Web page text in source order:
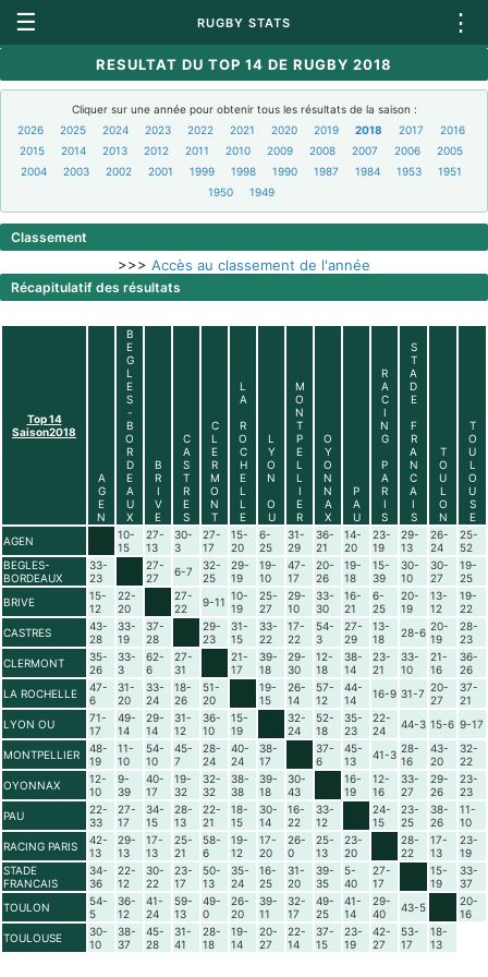
☰ RUGBY STATS ⋮
RESULTAT DU TOP 14 DE RUGBY 2018
Cliquer sur une année pour obtenir tous les résultats de la saison :
2026
2025 2024 2023 2022 2021 2020 2019 2018 2017
2016
2015
2014 2013 2012 2011 2010 2009 2008 2007 2006
2005
2004
2003 2002 2001 1999 1998 1990 1987 1984 1953
1951
1950
1949
Classement
>>> Accès au classement de l'année
Récapitulatif des résultats
Top 14
Saison2018
A
G
E
N
B
E
G
L
E
S
-
B
O
R
D
E
A
U
X
B
R
I
V
E
C
A
S
T
R
E
S
C
L
E
R
M
O
N
T
L
A
R
O
C
H
E
L
L
E
L
Y
O
N
O
U
M
O
N
T
P
E
L
L
I
E
R
O
Y
O
N
N
A
X
P
A
U
R
A
C
I
N
G
P
A
R
I
S
S
T
A
D
E
F
R
A
N
C
A
I
S
T
O
U
L
O
N
T
O
U
L
O
U
S
E
AGEN
10-
15
27-
13
30-
3
27-
17
15-
20
6-
25
31-
29
36-
21
14-
20
23-
19
29-
13
26-
24
25-
52
BEGLES-
BORDEAUX
33-
23
27-
27
6-7
32-
25
29-
19
19-
10
47-
17
20-
26
19-
18
15-
39
30-
10
30-
27
19-
25
BRIVE
15-
12
22-
20
27-
22
9-11 10-
19
25-
27
29-
10
33-
30
16-
21
6-
25
20-
19
13-
12
19-
22
CASTRES
43-
28
33-
19
37-
28
29-
23
31-
15
33-
22
17-
22
54-
3
27-
29
13-
18
28-6 20-
19
28-
23
CLERMONT
35-
26
33-
3
62-
6
27-
31
21-
17
39-
18
29-
30
12-
18
38-
14
23-
21
33-
10
21-
16
36-
26
LA ROCHELLE
47-
6
31-
20
33-
24
18-
26
51-
20
19-
15
26-
14
57-
12
44-
14
16-9 31-7 20-
27
37-
21
LYON OU
71-
17
49-
14
29-
14
31-
12
36-
10
15-
19
32-
24
52-
18
35-
23
22-
24
44-3 15-6 9-17
MONTPELLIER
48-
19
11-
10
54-
10
45-
7
28-
24
40-
24
38-
17
37-
6
45-
13
41-3 28-
16
43-
20
32-
22
OYONNAX
12-
10
9-
39
40-
17
19-
32
32-
32
38-
38
39-
18
30-
43
16-
19
12-
16
33-
27
29-
26
23-
23
PAU
22-
33
27-
17
34-
15
28-
13
22-
21
18-
15
30-
14
16-
22
33-
12
24-
15
23-
25
38-
26
11-
10
RACING PARIS
42-
13
29-
13
17-
13
25-
21
58-
6
19-
12
17-
20
26-
0
25-
13
23-
20
28-
22
17-
13
23-
19
STADE
FRANCAIS
34-
36
22-
12
30-
22
23-
17
50-
13
35-
24
16-
25
31-
20
39-
35
5-
40
27-
17
15-
19
33-
37
TOULON
54-
5
36-
12
41-
24
59-
13
49-
0
26-
20
39-
11
32-
17
49-
25
41-
14
29-
40
43-5
20-
16
TOULOUSE
30-
10
38-
37
45-
28
31-
41
28-
18
19-
14
20-
27
22-
14
37-
15
23-
19
42-
27
53-
17
18-
13